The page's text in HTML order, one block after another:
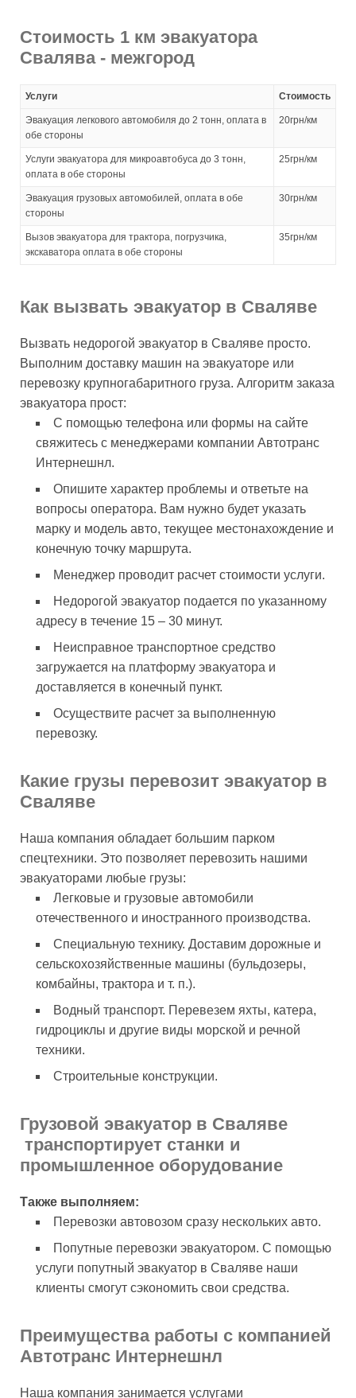
Стоимость 1 км эвакуатора
Свалява - межгород
Услуги Стоимость
Эвакуация легкового автомобиля до 2 тонн, оплата в
обе стороны
20грн/км
Услуги эвакуатора для микроавтобуса до 3 тонн,
оплата в обе стороны
25грн/км
Эвакуация грузовых автомобилей, оплата в обе
стороны
30грн/км
Вызов эвакуатора для трактора, погрузчика,
экскаватора оплата в обе стороны
35грн/км
Как вызвать эвакуатор в Сваляве
Вызвать недорогой эвакуатор в Сваляве просто.
Выполним доставку машин на эвакуаторе или
перевозку крупногабаритного груза. Алгоритм заказа
эвакуатора прост:
С помощью телефона или формы на сайте
свяжитесь с менеджерами компании Автотранс
Интернешнл.
Опишите характер проблемы и ответьте на
вопросы оператора. Вам нужно будет указать
марку и модель авто, текущее местонахождение и
конечную точку маршрута.
Менеджер проводит расчет стоимости услуги.
Недорогой эвакуатор подается по указанному
адресу в течение 15 – 30 минут.
Неисправное транспортное средство
загружается на платформу эвакуатора и
доставляется в конечный пункт.
Осуществите расчет за выполненную
перевозку.
Какие грузы перевозит эвакуатор в
Сваляве
Наша компания обладает большим парком
спецтехники. Это позволяет перевозить нашими
эвакуаторами любые грузы:
Легковые и грузовые автомобили
отечественного и иностранного производства.
Специальную технику. Доставим дорожные и
сельскохозяйственные машины (бульдозеры,
комбайны, трактора и т. п.).
Водный транспорт. Перевезем яхты, катера,
гидроциклы и другие виды морской и речной
техники.
Строительные конструкции.
Грузовой эвакуатор в Сваляве
транспортирует станки и
промышленное оборудование
Также выполняем:
Перевозки автовозом сразу нескольких авто.
Попутные перевозки эвакуатором. С помощью
услуги попутный эвакуатор в Сваляве наши
клиенты смогут сэкономить свои средства.
Преимущества работы с компанией
Автотранс Интернешнл
Наша компания занимается услугами